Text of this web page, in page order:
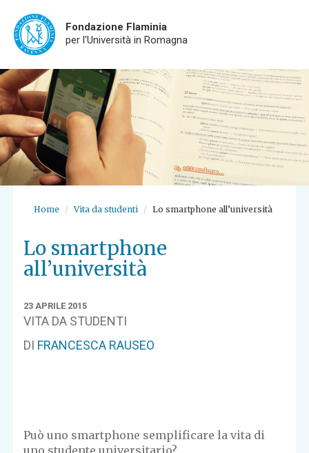
to
main
content
Fondazione Flaminia
per l'Università in Romagna
Home Vita da studenti Lo smartphone all’università
Lo smartphone
all’università
23 APRILE 2015
VITA DA STUDENTI
DI FRANCESCA RAUSEO
Può uno smartphone semplificare la vita di